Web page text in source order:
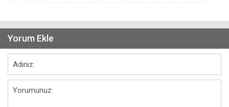
Yorum Ekle